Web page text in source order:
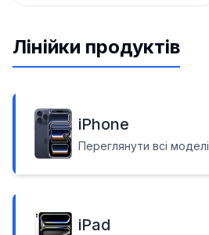
Лінійки продуктів
iPhone
Переглянути всі моделі
iPad